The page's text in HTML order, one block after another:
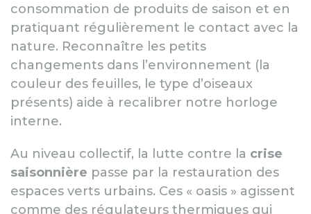
consommation de produits de saison et en
pratiquant régulièrement le contact avec la
nature. Reconnaître les petits
changements dans l’environnement (la
couleur des feuilles, le type d’oiseaux
présents) aide à recalibrer notre horloge
interne.
Au niveau collectif, la lutte contre la crise
saisonnière passe par la restauration des
espaces verts urbains. Ces « oasis » agissent
comme des régulateurs thermiques qui